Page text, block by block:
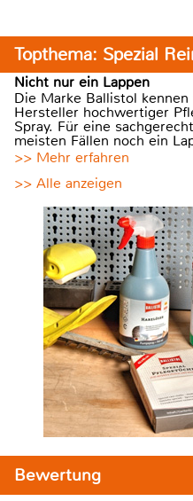
Topthema: Spezial
Nicht nur ein Lappen
Die Marke Ballistol
Hersteller hochwertiger
Spray. Für eine
meisten Fällen noch ein
>> Mehr erfahren
>> Alle anzeigen
Bewertung